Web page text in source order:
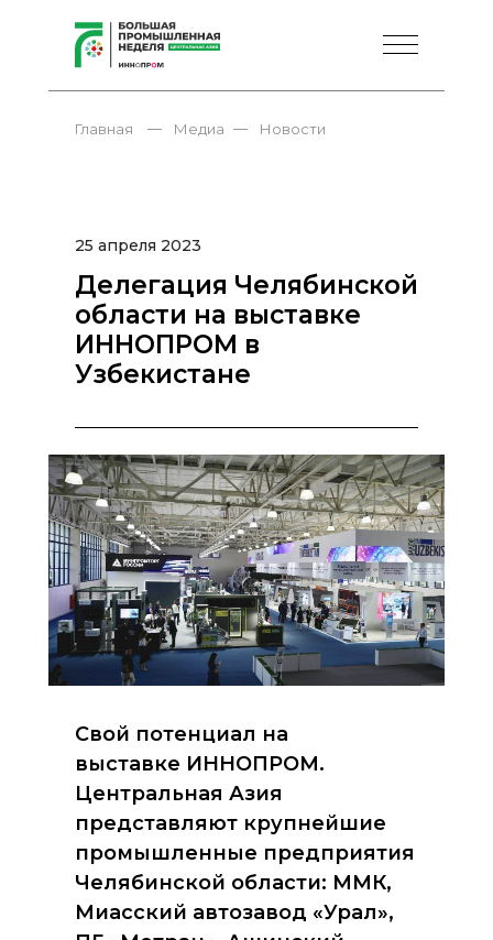
Главная Новости
— Медиа —
Делегация Челябинской
области на выставке
ИННОПРОМ в
Узбекистане
25 апреля 2023
Свой потенциал на
выставке ИННОПРОМ.
Центральная Азия
представляют крупнейшие
промышленные предприятия
Челябинской области: ММК,
Миасский автозавод «Урал»,